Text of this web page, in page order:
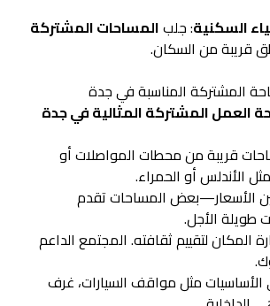
السكنية: جلبالمساحات المشتركة
قريبة من السكان.
المشتركة المناسبة في جدة
العمل المشتركة المثالية في جدة
قريبة من محطات المواصلات أو
الأندلس أو الحمراء.
الأسعار—بعض المساحات تقدم
طويلة الأجل.
المكان لتقييم ثقافته. المجتمع الداعم
الأساسيات مثل مواقف السيارات، غرف